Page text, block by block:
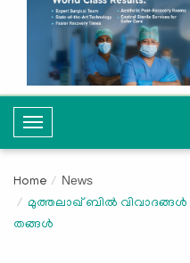
T
o
g
l
e
Home News
മുത്തലാഖ് ബില്‍
തങ്ങള്‍